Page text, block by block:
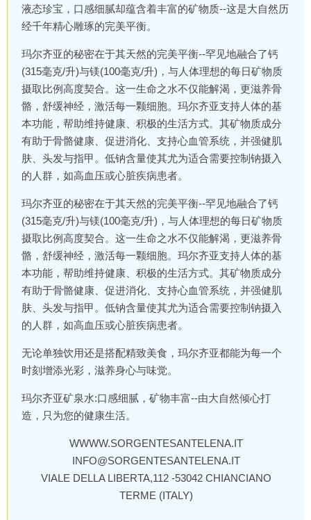
液态珍宝，口感细腻却蕴含着丰富的矿物质--这是大自然历
经千年精心雕琢的完美平衡。
玛尔齐亚的秘密在于其天然的完美平衡--罕见地融合了钙
(315毫克/升)与镁(100毫克/升)，与人体理想的每日矿物质
摄取比例高度契合。这一生命之水不仅能解渴，更滋养骨
骼，舒缓神经，激活每一颗细胞。玛尔齐亚支持人体的基
本功能，帮助维持健康、积极的生活方式。其矿物质成分
有助于骨骼健康、促进消化、支持心血管系统，并强健肌
肤、头发与指甲。低钠含量使其尤为适合需要控制钠摄入
的人群，如高血压或心脏疾病患者。
玛尔齐亚的秘密在于其天然的完美平衡--罕见地融合了钙
(315毫克/升)与镁(100毫克/升)，与人体理想的每日矿物质
摄取比例高度契合。这一生命之水不仅能解渴，更滋养骨
骼，舒缓神经，激活每一颗细胞。玛尔齐亚支持人体的基
本功能，帮助维持健康、积极的生活方式。其矿物质成分
有助于骨骼健康、促进消化、支持心血管系统，并强健肌
肤、头发与指甲。低钠含量使其尤为适合需要控制钠摄入
的人群，如高血压或心脏疾病患者。
无论单独饮用还是搭配精致美食，玛尔齐亚都能为每一个
时刻增添光彩，滋养身心与味觉。
玛尔齐亚矿泉水:口感细腻，矿物丰富--由大自然倾心打
造，只为您的健康生活。
WWWW.SORGENTESANTELENA.IT
INFO@SORGENTESANTELENA.IT
VIALE DELLA LIBERTA,112 -53042 CHIANCIANO
TERME (ITALY)